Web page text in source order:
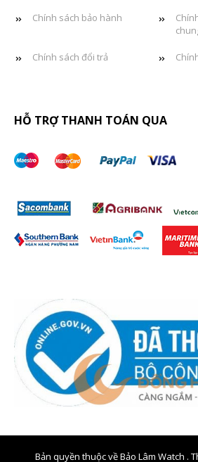
Chính sách bảo hành
Chính sách đổi trả
HỖ TRỢ THANH TOÁN QUA
Bản quyền thuộc về Bảo Lâm Watch .